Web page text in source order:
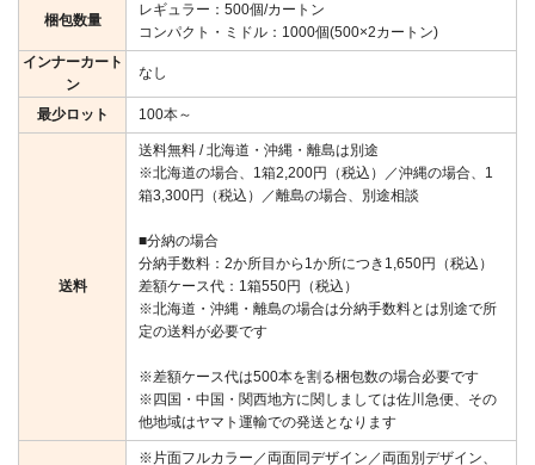
梱包数量
レギュラー：500個/カートン
コンパクト・ミドル：1000個(500×2カートン)
インナーカート
ン
なし
最少ロット 100本～
送料
送料無料 / 北海道・沖縄・離島は別途
※北海道の場合、1箱2,200円（税込）／沖縄の場合、1
箱3,300円（税込）／離島の場合、別途相談
■分納の場合
分納手数料：2か所目から1か所につき1,650円（税込）
差額ケース代：1箱550円（税込）
※北海道・沖縄・離島の場合は分納手数料とは別途で所
定の送料が必要です
※差額ケース代は500本を割る梱包数の場合必要です
※四国・中国・関西地方に関しましては佐川急便、その
他地域はヤマト運輸での発送となります
※片面フルカラー／両面同デザイン／両面別デザイン、